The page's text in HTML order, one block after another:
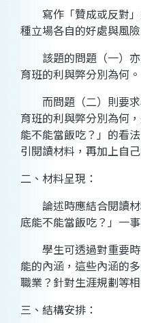
寫作「贊成或反對」
種立場各自的好處與風險
該題的問題（一）亦
育班的利與弊分別為何。
而問題（二）則要求
育班的利與弊分別為何
能不能當飯吃？」的看
引閱讀材料，再加上自
二、材料呈現：
論述時應結合閱讀材
底能不能當飯吃？」一
學生可透過對重要時
能的內涵，這些內涵的
職業？針對生涯規劃等
三、結構安排：